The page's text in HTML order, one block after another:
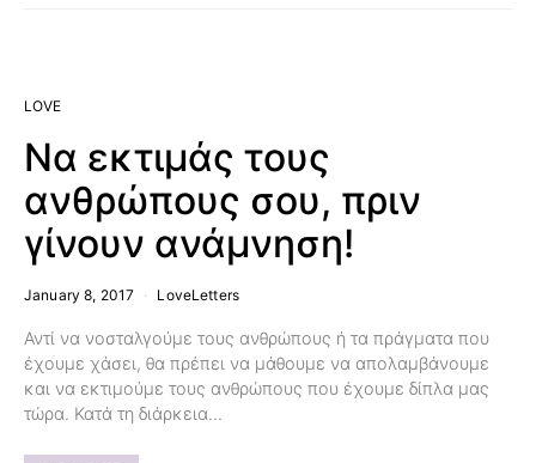
LOVE
Να εκτιμάς τους
ανθρώπους σου, πριν
γίνουν ανάμνηση!
January 8, 2017 LoveLetters
Αντί να νοσταλγούμε τους ανθρώπους ή τα πράγματα που
έχουμε χάσει, θα πρέπει να μάθουμε να απολαμβάνουμε
και να εκτιμούμε τους ανθρώπους που έχουμε δίπλα μας
τώρα. Κατά τη διάρκεια…